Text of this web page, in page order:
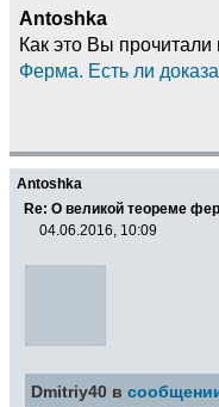
Antoshka
Как это Вы
Ферма. Есть ли
Antoshka
Re: О великой теореме
04.06.2016, 10:09
Dmitriy40 в